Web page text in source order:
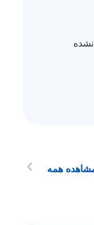
همه